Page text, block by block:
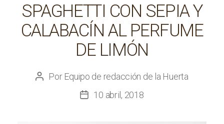
SPAGHETTI CON SEPIA Y
CALABACÍN AL PERFUME
DE LIMÓN
Autor
Por Equipo de redacción de la Huerta
Fecha
10 abril, 2018